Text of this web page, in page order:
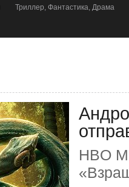
Триллер, Фантастика, Драма
HBO